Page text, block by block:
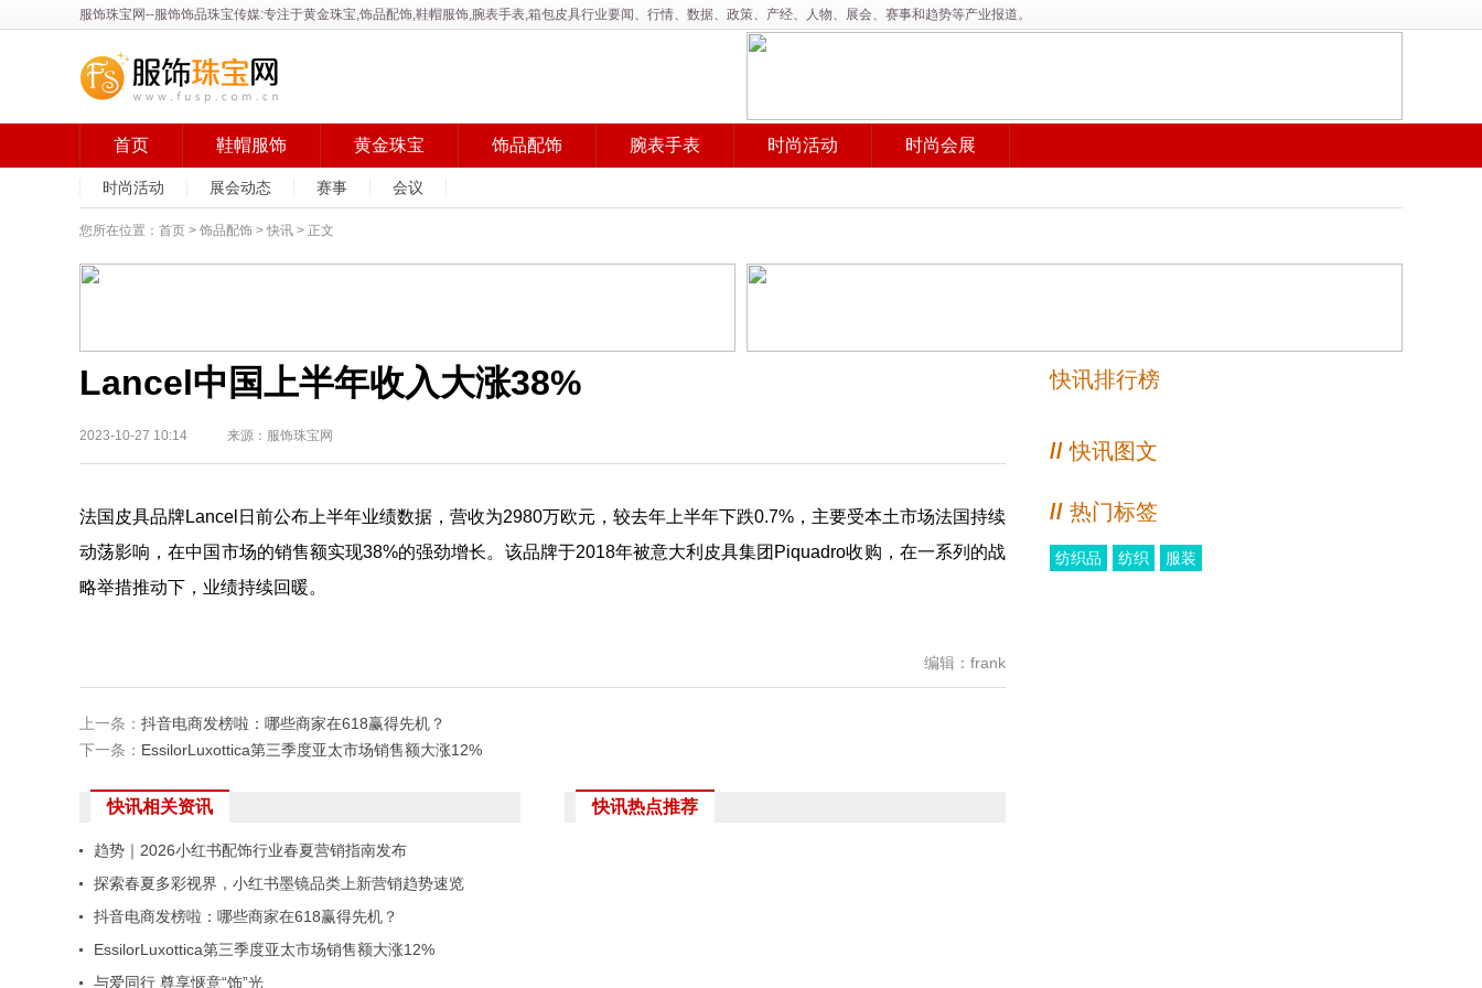
服饰珠宝网--服饰饰品珠宝传媒:专注于黄金珠宝,饰品配饰,鞋帽服饰,腕表手表,箱包皮具行业要闻、行情、数据、政策、产经、人物、展会、赛事和趋势等产业报道。
首页 鞋帽服饰 黄金珠宝 饰品配饰 腕表手表 时尚活动 时尚会展
时尚活动 展会动态 赛事 会议
您所在位置： 首页 > 饰品配饰 > 快讯 > 正文
Lancel中国上半年收入大涨38%
2023-10-27 10:14 来源：服饰珠宝网
法国皮具品牌Lancel日前公布上半年业绩数据，营收为2980万欧元，较去年上半年下跌0.7%，主要受本土市场法国持续
动荡影响，在中国市场的销售额实现38%的强劲增长。该品牌于2018年被意大利皮具集团Piquadro收购，在一系列的战
略举措推动下，业绩持续回暖。
编辑：frank
上一条： 抖音电商发榜啦：哪些商家在618赢得先机？
下一条： EssilorLuxottica第三季度亚太市场销售额大涨12%
快讯相关资讯
趋势｜2026小红书配饰行业春夏营销指南发布
探索春夏多彩视界，小红书墨镜品类上新营销趋势速览
抖音电商发榜啦：哪些商家在618赢得先机？
EssilorLuxottica第三季度亚太市场销售额大涨12%
与爱同行 尊享惬意“饰”光
快讯热点推荐
快讯排行榜
// 快讯图文
// 热门标签
纺织品 纺织 服装